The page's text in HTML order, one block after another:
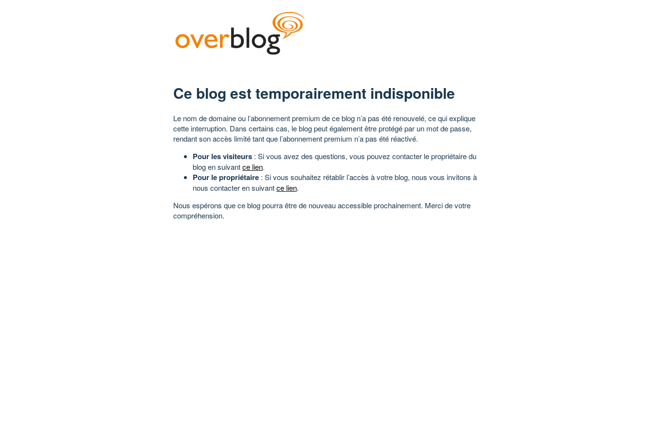
Ce blog est temporairement indisponible
Le nom de domaine ou l’abonnement premium de ce blog n’a pas été renouvelé, ce qui explique
cette interruption. Dans certains cas, le blog peut également être protégé par un mot de passe,
rendant son accès limité tant que l’abonnement premium n’a pas été réactivé.
Pour les visiteurs : Si vous avez des questions, vous pouvez contacter le propriétaire du
blog en suivantce lien.
Pour le propriétaire : Si vous souhaitez rétablir l’accès à votre blog, nous vous invitons à
nous contacter en suivantce lien.
Nous espérons que ce blog pourra être de nouveau accessible prochainement. Merci de votre
compréhension.